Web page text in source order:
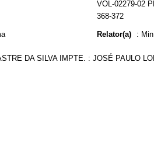
VOL-02279-02
368-372
Relator(a) :
DA SILVA IMPTE. : JOSÉ PAULO